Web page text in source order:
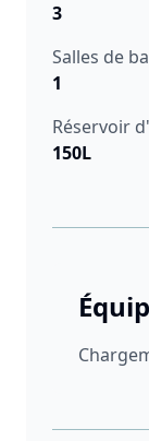
3
Salles de
1
Réservoir
150L